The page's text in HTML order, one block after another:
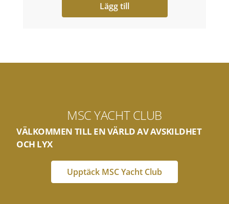
Lägg till
MSC YACHT CLUB
VÄLKOMMEN TILL EN VÄRLD AV AVSKILDHET
OCH LYX
Upptäck MSC Yacht Club